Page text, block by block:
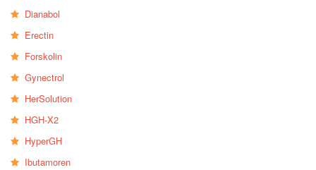
Dianabol
Erectin
Forskolin
Gynectrol
HerSolution
HGH-X2
HyperGH
Ibutamoren